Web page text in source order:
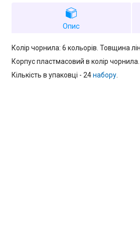
Опис
Колір чорнила: 6 кольорів. Товщина
Корпус пластмасовий в колір чорнила.
Кількість в упаковці - 24набору